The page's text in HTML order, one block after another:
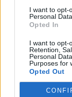
I want to opt-
Personal
Opted In
I want to opt-
Retention,
Personal
Purposes for
Opted Out